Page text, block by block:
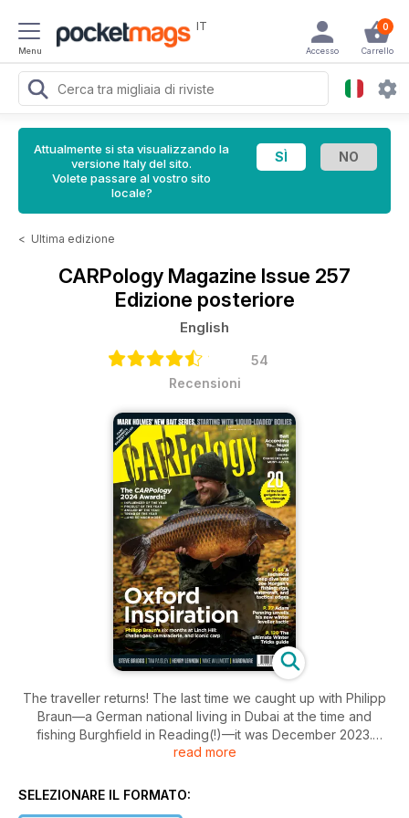
Menu
IT 0
Carrello
Accesso
Attualmente si sta visualizzando la
versione Italy del sito.
Volete passare al vostro sito
locale?
< Ultima edizione
CARPology Magazine Issue 257
Edizione posteriore
English
54
Recensioni
The traveller returns! The last time we caught up with Philipp
Braun—a German national living in Dubai at the time and
fishing Burghfield in Reading(!)—it was December 2023.
Since then, much has changed for Phil, not least his decision
spent a significant portion of his time at the Linch Hill complex,
read more
SELEZIONARE IL FORMATO: